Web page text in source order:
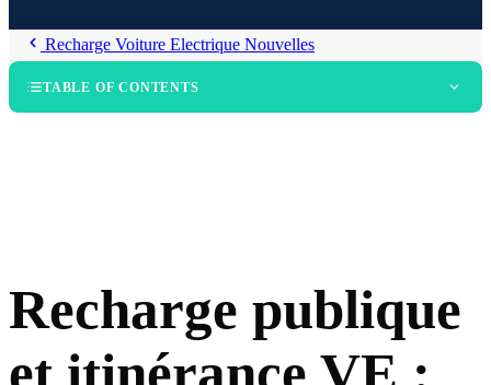
Recharge Voiture Electrique Nouvelles
TABLE OF CONTENTS
Le rôle des standards comme OCPI pour faciliter l’interopérabilité
L’itinérance de réseau, clé du Plug and Charge à grande échelle
Recharge publique